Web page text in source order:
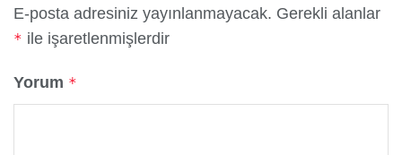
E-posta adresiniz yayınlanmayacak. Gerekli alanlar
* ile işaretlenmişlerdir
Yorum *